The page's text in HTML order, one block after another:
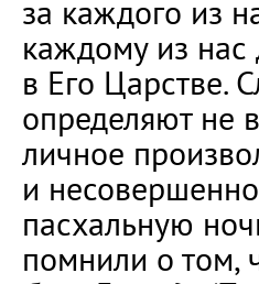
за каждого из
каждому из
в Его Царстве.
определяют не
личное
и
пасхальную
помнили о том,